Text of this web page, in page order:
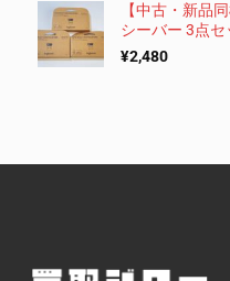
【中古・新品
シーバー 3点セ
¥2,480